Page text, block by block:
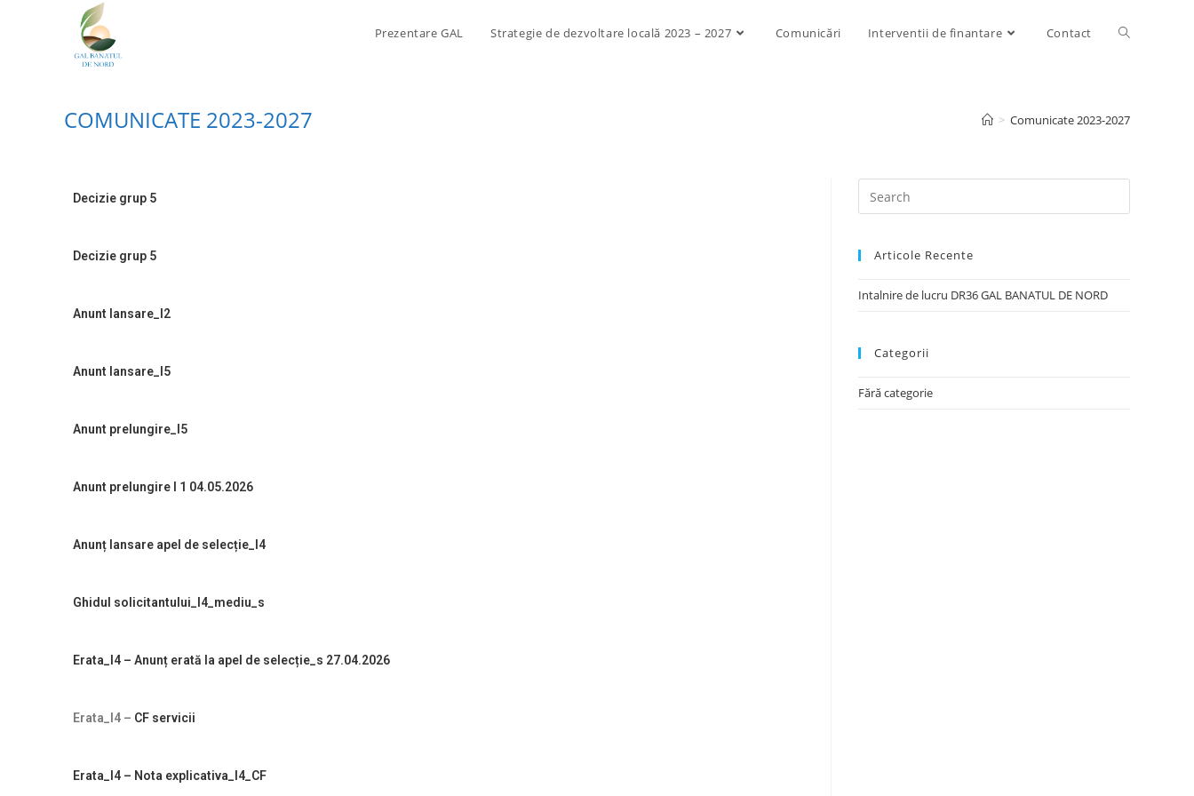
Prezentare GAL Strategie de dezvoltare locală 2023 – 2027 Comunicări Interventii de finantare Contact
COMUNICATE 2023-2027 > Comunicate 2023-2027
Decizie grup 5
Decizie grup 5
Anunt lansare_I2
Anunt lansare_I5
Anunt prelungire_I5
Anunt prelungire I 1 04.05.2026
Anunț lansare apel de selecție_I4
Ghidul solicitantului_I4_mediu_s
Erata_I4 – Anunț erată la apel de selecție_s 27.04.2026
Erata_I4 – CF servicii
Erata_I4 – Nota explicativa_I4 _CF
Articole Recente
Intalnire de lucru DR36 GAL BANATUL DE NORD
Categorii
Fără categorie